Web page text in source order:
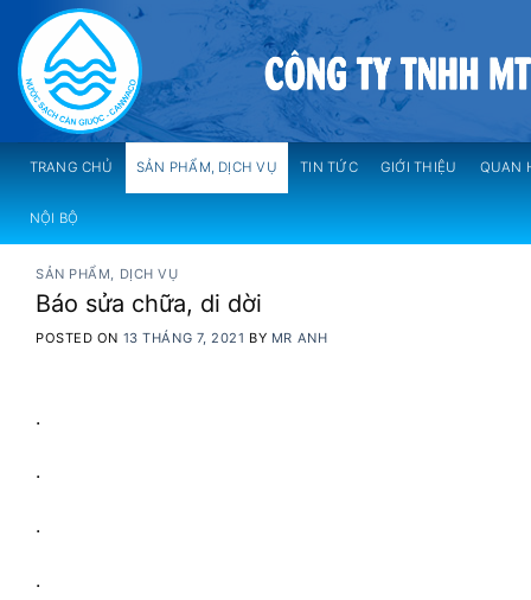
content
TRANG CHỦ SẢN PHẨM, DỊCH VỤ TIN TỨC GIỚI THIỆU QUAN
NỘI BỘ
SẢN PHẨM, DỊCH VỤ
Báo sửa chữa, di dời
POSTED ON 13 THÁNG 7, 2021 BY MR ANH
.
.
.
.